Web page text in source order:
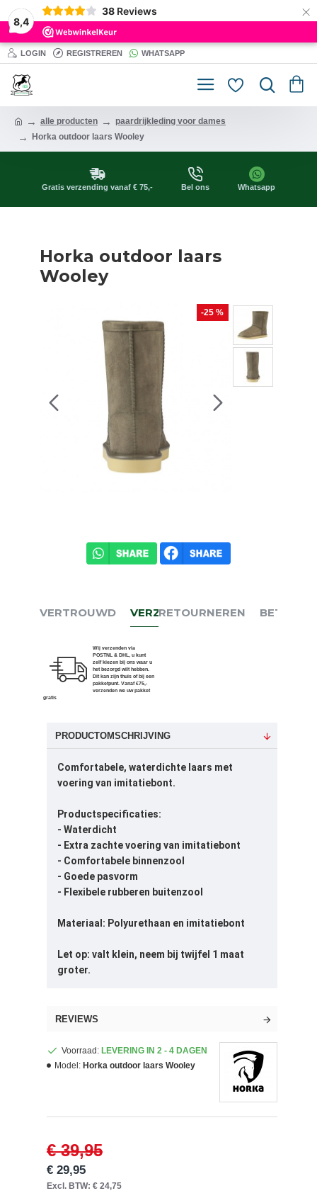
8,4
38 Reviews ×
LOGIN REGISTREREN WHATSAPP
alle producten
paardrijkleding voor dames
Horka outdoor laars Wooley
Gratis verzending vanaf € 75,- Bel ons Whatsapp
Horka outdoor laars
Wooley
-25 %
VERTROUWD VERZENDEN
Wij verzenden via
POSTNL & DHL, u kunt
zelf kiezen bij ons waar u
het bezorgd wilt hebben.
Dit kan zijn thuis of bij een
pakketpunt. Vanaf €75,-
verzenden we uw pakket
gratis
RETOURNEREN BETALEN
PRODUCTOMSCHRIJVING
Comfortabele, waterdichte laars met
voering van imitatiebont.
Productspecificaties:
- Waterdicht
- Extra zachte voering van imitatiebont
- Comfortabele binnenzool
- Goede pasvorm
- Flexibele rubberen buitenzool
Materiaal: Polyurethaan en imitatiebont
Let op: valt klein, neem bij twijfel 1 maat
groter.
REVIEWS
Voorraad: LEVERING IN 2 - 4 DAGEN
Model: Horka outdoor laars Wooley
€ 29,95
€ 39,95
Excl. BTW: € 24,75